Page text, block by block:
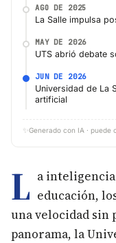
AGO DE 2025
La Salle impulsa
MAY DE 2026
UTS abrió debate
JUN DE 2026
Universidad de La
artificial
✨ Generado con IA ·
L a
educación,
una velocidad sin
panorama, la